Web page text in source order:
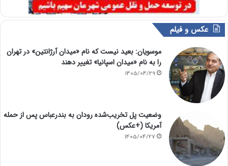
عکس و فیلم
موسویان: بعید نیست که نام «میدان آرژانتین» در تهران
را به نام «میدان اسپانیا» تغییر دهند
1405/04/29
وضعیت پل تخریب‌شده رودان به بندرعباس پس از حمله
آمریکا (+عکس)
1405/04/27